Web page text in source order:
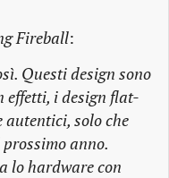
Fireball:
Questi design sono
effetti, i design flat-
autentici, solo che
anno.
lo hardware con